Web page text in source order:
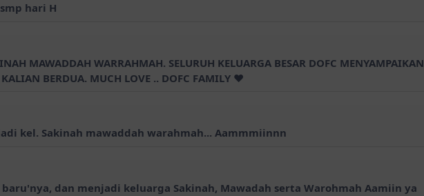
hari H
MAWADDAH WARRAHMAH. SELURUH KELUARGA BESAR DOFC MENYAMPAIKAN
BERDUA. MUCH LOVE .. DOFC FAMILY ❤
kel. Sakinah mawaddah warahmah... Aammmiinnn
dan menjadi keluarga Sakinah, Mawadah serta Warohmah Aamiin ya